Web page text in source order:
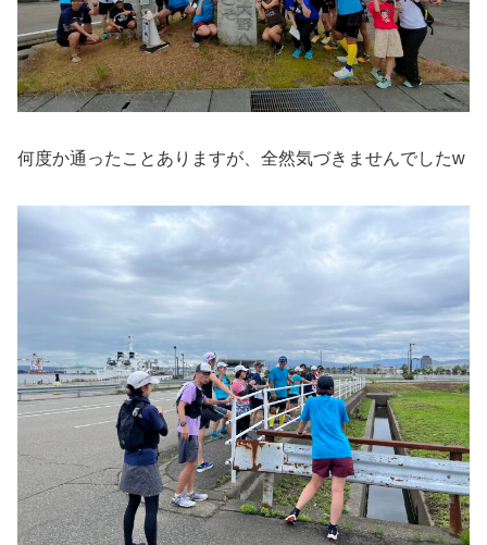
何度か通ったことありますが、全然気づきませんでしたw